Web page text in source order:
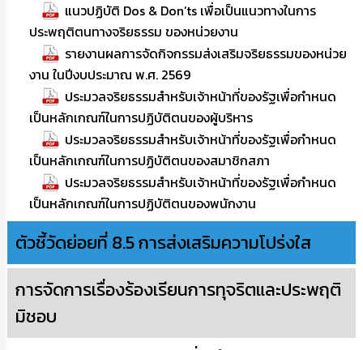
แนวปฏิบัติ Dos & Don’ts เพื่อเป็นแนวทางในการ
ประพฤติตนทางจริยธรรม ของหน่วยงาน
รายงานผลการจัดกิจกรรมส่งเสริมจริยธรรมของหน่วย
งาน ในปีงบประมาณ พ.ศ. 2569
ประมวลจริยธรรมสำหรับเจ้าหน้าที่ของรัฐเพื่อกำหนด
เป็นหลักเกณฑ์ในการปฏิบัติตนของผู้บริหาร
ประมวลจริยธรรมสำหรับเจ้าหน้าที่ของรัฐเพื่อกำหนด
เป็นหลักเกณฑ์ในการปฏิบัติตนของสมาชิกสภา
ประมวลจริยธรรมสำหรับเจ้าหน้าที่ของรัฐเพื่อกำหนด
เป็นหลักเกณฑ์ในการปฏิบัติตนของพนักงาน
ตัวชี้วัดย่อยที่ 8.5 การส่งเสริมความโปร่งใส
การจัดการเรื่องร้องเรียนการทุจริตและประพฤติ
มิชอบ